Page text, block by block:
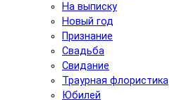
На выписку
Новый год
Признание
Свадьба
Свидание
Траурная флористика
Юбилей